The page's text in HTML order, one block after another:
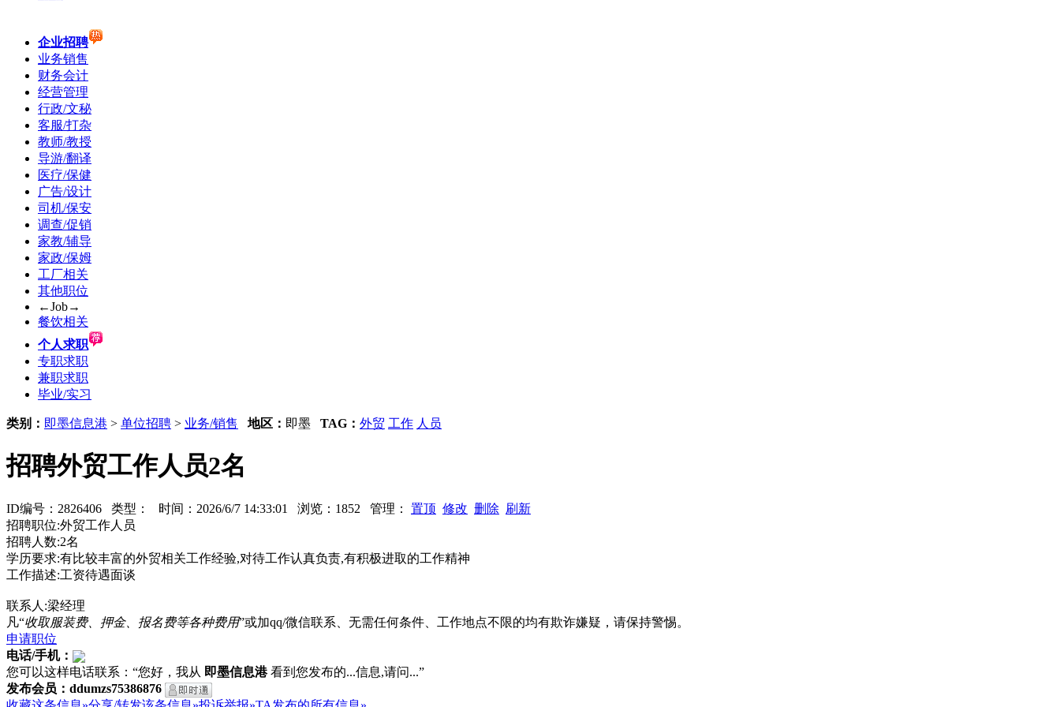
企业招聘
业务销售
财务会计
经营管理
行政/文秘
客服/打杂
教师/教授
导游/翻译
医疗/保健
广告/设计
司机/保安
调查/促销
家教/辅导
家政/保姆
工厂相关
其他职位
←Job→
餐饮相关
个人求职
专职求职
兼职求职
毕业/实习
类别： 即墨信息港 > 单位招聘 > 业务/销售 地区： 即墨 TAG： 外贸 工作 人员
招聘外贸工作人员2名
ID编号：2826406 类型： 时间：2026/6/7 14:33:01 浏览：1852 管理： 置顶 修改 删除 刷新
招聘职位:外贸工作人员
招聘人数:2名
学历要求:有比较丰富的外贸相关工作经验,对待工作认真负责,有积极进取的工作精神
工作描述:工资待遇面谈
联系人:梁经理
凡“收取服装费、押金、报名费等各种费用”或加qq/微信联系、无需任何条件、工作地点不限的均有欺诈嫌疑，请保持警惕。
申请职位
电话/手机：
您可以这样电话联系：“您好，我从 即墨信息港看到您发布的...信息,请问...”
发布会员：ddumzs75386876